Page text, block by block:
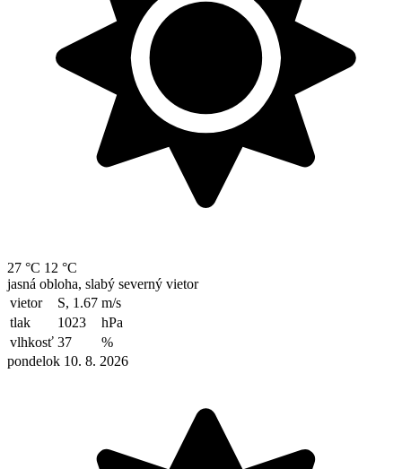
27 °C 12 °C
jasná obloha, slabý severný vietor
vietor
S, 1.67 m/s
tlak
1023
hPa
vlhkosť 37
%
pondelok 10. 8. 2026